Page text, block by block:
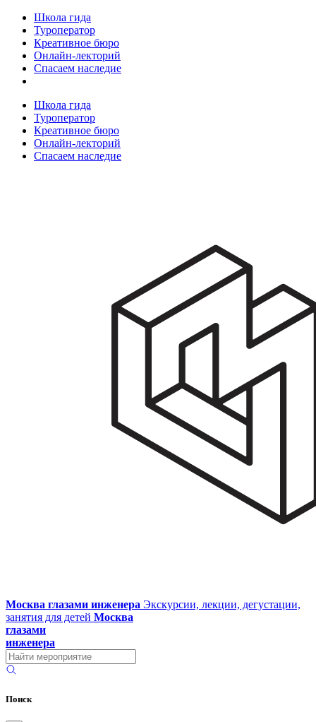
Школа гида
Туроператор
Креативное бюро
Онлайн-лекторий
Спасаем наследие
Школа гида
Туроператор
Креативное бюро
Онлайн-лекторий
Спасаем наследие
Москва глазами инженера Экскурсии, лекции, дегустации,
занятия для детей Москва
глазами
инженера
Поиск